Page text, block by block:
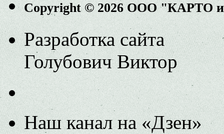
Copyright © 2026 ООО "КАРТО
Разработка сайта
Голубович Виктор
Наш канал на «Дзен»